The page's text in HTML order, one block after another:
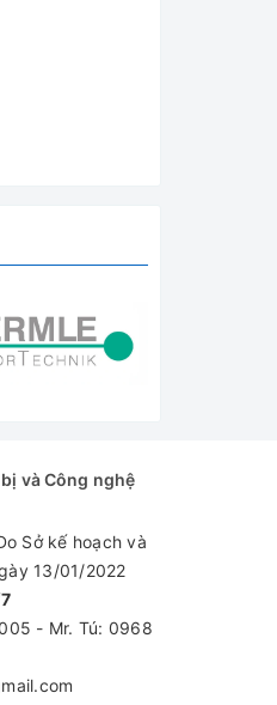
và Công nghệ
Sở kế hoạch và
13/01/2022
- Mr. Tú: 0968